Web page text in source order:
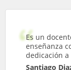
Es un
enseñanza
dedicación a
Santiago